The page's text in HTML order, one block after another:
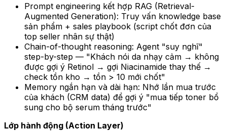
Prompt engineering kết hợp RAG (Retrieval-
Augmented Generation): Truy vấn knowledge base
sản phẩm + sales playbook (script chốt đơn của
top seller nhân sự thật)
Chain-of-thought reasoning: Agent "suy nghĩ"
step-by-step — "Khách nói da nhạy cảm → không
được gợi ý Retinol → gợi Niacinamide thay thế →
check tồn kho → tồn > 10 mới chốt"
Memory ngắn hạn và dài hạn: Nhớ lần mua trước
của khách (CRM data) để gợi ý "mua tiếp toner bổ
sung cho bộ serum tháng trước"
Lớp hành động (Action Layer)